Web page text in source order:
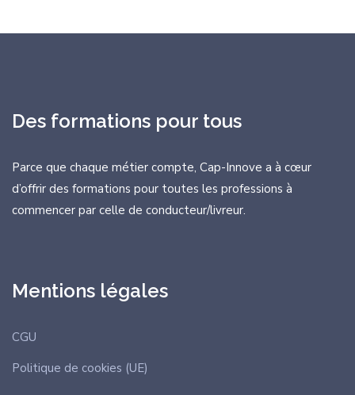
Mentions légales
CGU
Politique de cookies (UE)
Des formations pour tous
Parce que chaque métier compte, Cap-Innove a à cœur
d’offrir des formations pour toutes les professions à
commencer par celle de conducteur/livreur.